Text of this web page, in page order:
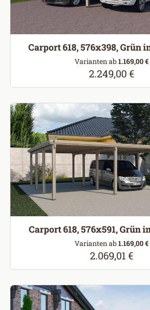
Carport 618, 576x398, Grün
Varianten ab1.169,00 €
Regulärer Preis:
2.249,00 €
Carport 618, 576x591, Grün
Varianten ab1.169,00 €
Regulärer Preis:
2.069,01 €